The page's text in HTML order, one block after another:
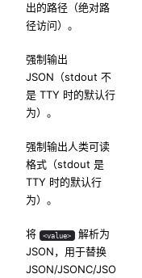
出的路径（绝对路
径访问）。
强制输出
JSON（stdout 不
是 TTY 时的默认行
为）。
强制输出人类可读
格式（stdout 是
TTY 时的默认行
为）。
将 <value> 解析为
JSON，用于替换
JSON/JSONC/JSO